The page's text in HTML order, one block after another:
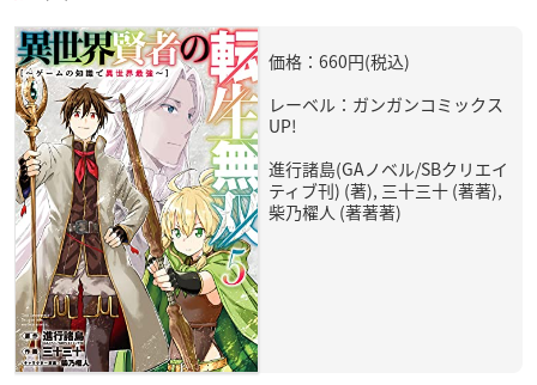
価格：660円(税込)
レーベル：ガンガンコミックス
UP!
進行諸島(GAノベル/SBクリエイ
ティブ刊) (著), 三十三十 (著著),
柴乃櫂人 (著著著)